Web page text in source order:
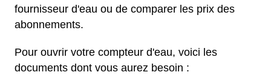
fournisseur d'eau ou de comparer les prix des
abonnements.
Pour ouvrir votre compteur d'eau, voici les
documents dont vous aurez besoin :